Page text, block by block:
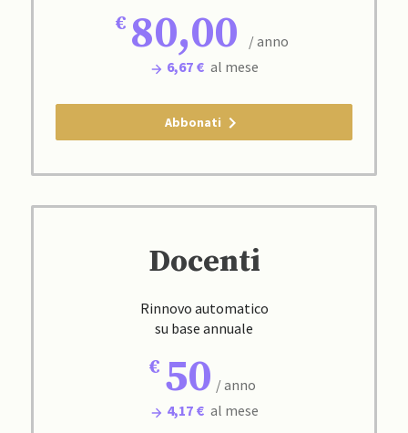
80,00
/ anno
6,67 € al mese
Abbonati
Docenti
Rinnovo automatico
su base annuale
50 / anno
4,17 € al mese